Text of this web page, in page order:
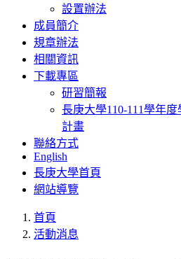
設置辦法
成員簡介
規章辦法
相關資訊
下載專區
研習簡報
長庚大學110-111學年
計畫
聯絡方式
English
長庚大學首頁
網站導覽
首頁
活動消息